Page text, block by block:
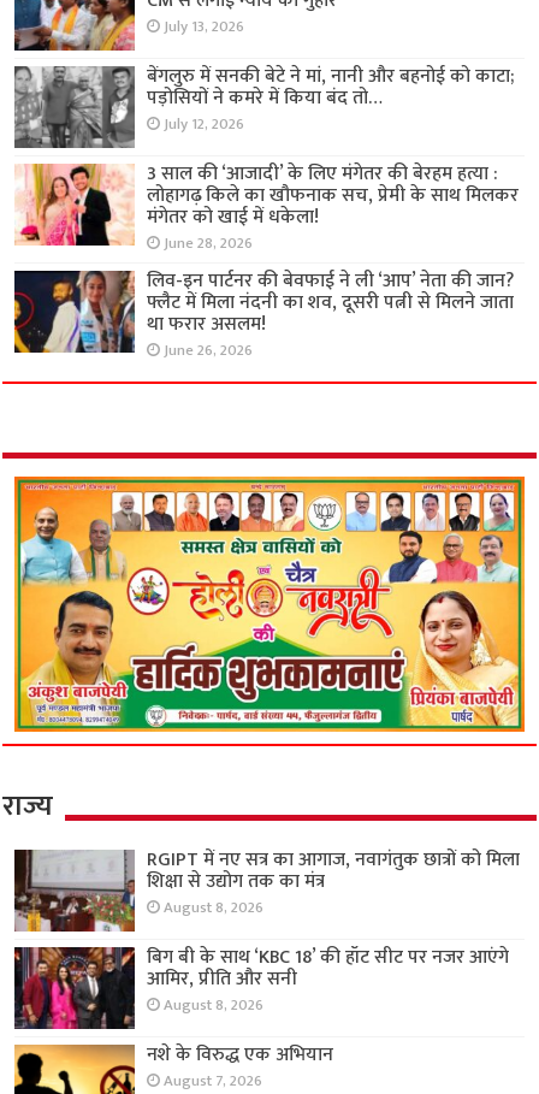
July 13, 2026
बेंगलुरु में सनकी बेटे ने मां, नानी और बहनोई को काटा;
पड़ोसियों ने कमरे में किया बंद तो…
July 12, 2026
3 साल की ‘आजादी’ के लिए मंगेतर की बेरहम हत्या :
लोहागढ़ किले का खौफनाक सच, प्रेमी के साथ मिलकर
मंगेतर को खाई में धकेला!
June 28, 2026
लिव-इन पार्टनर की बेवफाई ने ली ‘आप’ नेता की जान?
फ्लैट में मिला नंदनी का शव, दूसरी पत्नी से मिलने जाता
था फरार असलम!
June 26, 2026
राज्य
RGIPT में नए सत्र का आगाज, नवागंतुक छात्रों को मिला
शिक्षा से उद्योग तक का मंत्र
August 8, 2026
बिग बी के साथ ‘KBC 18’ की हॉट सीट पर नजर आएंगे
आमिर, प्रीति और सनी
August 8, 2026
नशे के विरुद्ध एक अभियान
August 7, 2026